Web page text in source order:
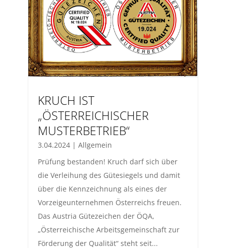
KRUCH IST
„ÖSTERREICHISCHER
MUSTERBETRIEB“
3.04.2024| Allgemein
Prüfung bestanden! Kruch darf sich über
die Verleihung des Gütesiegels und damit
über die Kennzeichnung als eines der
Vorzeigeunternehmen Österreichs freuen.
Das Austria Gütezeichen der ÖQA,
„Österreichische Arbeitsgemeinschaft zur
Förderung der Qualität“ steht seit...